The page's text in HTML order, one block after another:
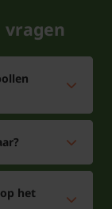
uit
bollen
door de
vragen
het